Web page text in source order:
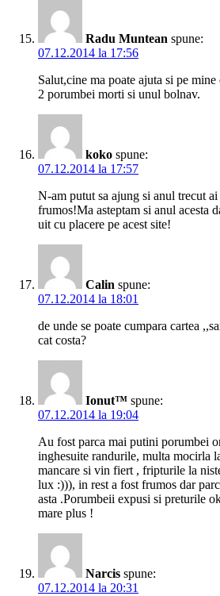
Radu Muntean spune:
07.12.2014 la 17:56
Salut,cine ma poate ajuta si pe
2 porumbei morti si unul bolnav.
koko spune:
07.12.2014 la 17:57
N-am putut sa ajung si anul trecut
frumos!Ma asteptam si anul acesta
uit cu placere pe acest site!
Calin spune:
07.12.2014 la 18:01
de unde se poate cumpara cartea
cat costa?
Ionut™ spune:
07.12.2014 la 19:04
Au fost parca mai putini porumbei
inghesuite randurile, multa mocirla
mancare si vin fiert , fripturile la
lux :))), in rest a fost frumos dar
asta .Porumbeii expusi si preturile
mare plus !
Narcis spune:
07.12.2014 la 20:31